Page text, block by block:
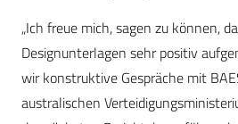
„Ich freue mich, sagen zu können,
Designunterlagen sehr positiv
wir konstruktive Gespräche mit
australischen